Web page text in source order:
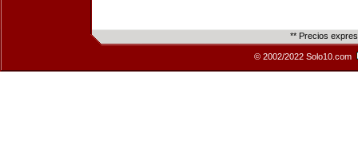
** Precios
© 2002/2022 Solo10.com